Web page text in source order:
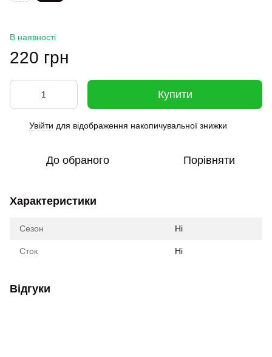
В наявності
220 грн
Купити
Увійти для відображення накопичувальної знижки
До обраного Порівняти
Характеристики
Сезон Ні
Сток Ні
Відгуки